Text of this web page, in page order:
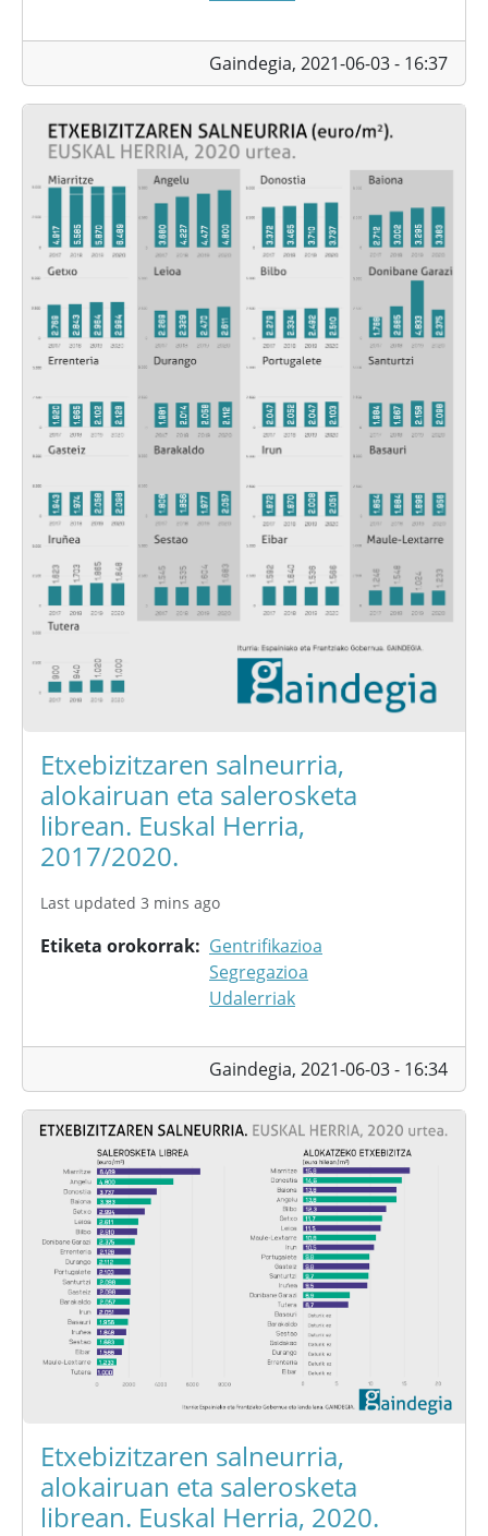
Gaindegia, 2021-06-03 - 16:37
Etxebizitzaren salneurria,
alokairuan eta salerosketa
librean. Euskal Herria,
2017/2020.
Last updated 3 mins ago
Etiketa orokorrak
Gentrifikazioa
Segregazioa
Udalerriak
Gaindegia, 2021-06-03 - 16:34
Etxebizitzaren salneurria,
alokairuan eta salerosketa
librean. Euskal Herria, 2020.